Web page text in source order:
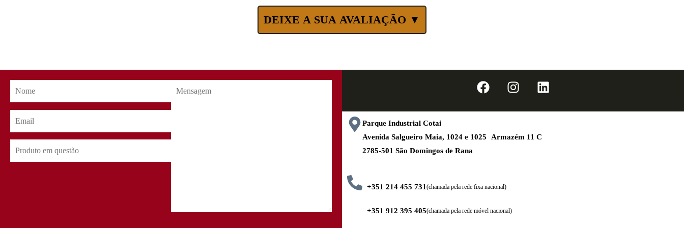
DEIXE A SUA AVALIAÇÃO ▼
Parque Industrial Cotai
Avenida Salgueiro Maia, 1024 e 1025 Armazém 11 C
2785-501 São Domingos de Rana
+351 214 455 731 (chamada pela rede fixa nacional)
+351 912 395 405(chamada pela rede móvel nacional)